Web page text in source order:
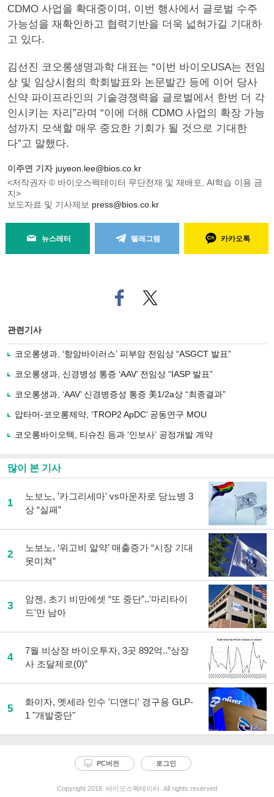
CDMO 사업을 확대중이며, 이번 행사에서 글로벌 수주
가능성을 재확인하고 협력기반을 더욱 넓혀가길 기대하
고 있다.
김선진 코오롱생명과학 대표는 “이번 바이오USA는 전임
상 및 임상시험의 학회발표와 논문발간 등에 이어 당사
신약 파이프라인의 기술경쟁력을 글로벌에서 한번 더 각
인시키는 자리”라며 “이에 더해 CDMO 사업의 확장 가능
성까지 모색할 매우 중요한 기회가 될 것으로 기대한
다”고 말했다.
이주연 기자 juyeon.lee@bios.co.kr
<저작권자 © 바이오스펙테이터 무단전재 및 재배포, AI학습 이용 금
지>
보도자료 및 기사제보 press@bios.co.kr
뉴스레터 텔레그램 카카오톡
페
이
로
사
유
기
트위
터로
관련기사
코오롱생과, ‘항암바이러스’ 피부암 전임상 “ASGCT 발표”
코오롱생과, 신경병성 통증 ‘AAV’ 전임상 “IASP 발표”
코오롱생과, ‘AAV’ 신경병증성 통증 美1/2a상 “최종결과”
압타머-코오롱제약, ‘TROP2 ApDC’ 공동연구 MOU
코오롱바이오텍, 티슈진 등과 ‘인보사’ 공정개발 계약
많이 본 기사
1
노보노, '카그리세마' vs마운자로 당뇨병 3
상 “실패”
2
노보노, ‘위고비 알약’ 매출증가 “시장 기대
못미쳐”
3
암젠, 초기 비만에셋 “또 중단”..'마리타이
드'만 남아
4
7월 비상장 바이오투자, 3곳 892억..”상장
사 조달제로(0)”
5
화이자, 멧세라 인수 '디앤디' 경구용 GLP-
1 "개발중단"
PC버전 로그인
Copyright 2016. 바이오스펙테이터. All rights reserved